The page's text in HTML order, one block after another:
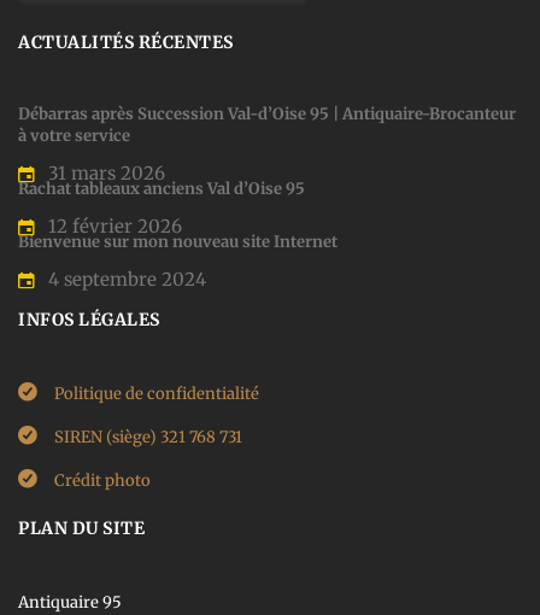
ACTUALITÉS RÉCENTES
Débarras après Succession Val-d’Oise 95 | Antiquaire-Brocanteur
à votre service
31 mars 2026
Rachat tableaux anciens Val d’Oise 95
12 février 2026
Bienvenue sur mon nouveau site Internet
4 septembre 2024
INFOS LÉGALES
Politique de confidentialité
SIREN (siège) 321 768 731
Crédit photo
PLAN DU SITE
Antiquaire 95